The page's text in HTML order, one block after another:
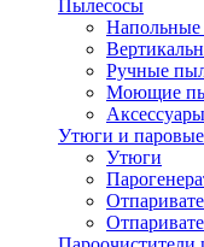
Пылесосы
Ручные
Моющие
Утюги и
Утюги